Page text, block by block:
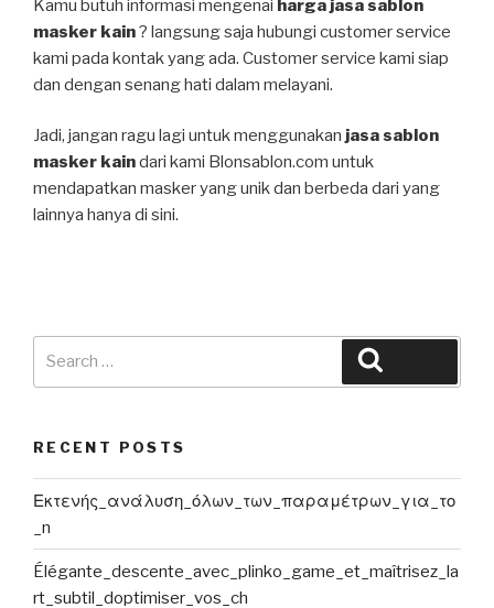
Kamu butuh informasi mengenai harga jasa sablon
masker kain? langsung saja hubungi customer service
kami pada kontak yang ada. Customer service kami siap
dan dengan senang hati dalam melayani.
Jadi, jangan ragu lagi untuk menggunakan jasa sablon
masker kaindari kami Blonsablon.com untuk
mendapatkan masker yang unik dan berbeda dari yang
lainnya hanya di sini.
RECENT POSTS
Εκτενής_ανάλυση_όλων_των_παραμέτρων_για_το
_n
Élégante_descente_avec_plinko_game_et_maîtrisez_la
rt_subtil_doptimiser_vos_ch